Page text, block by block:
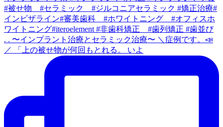
. . 〜インプラント治療とセラミック治療〜 ＼症例です。📣
／ 「上の被せ物が何回もとれる。 いよ